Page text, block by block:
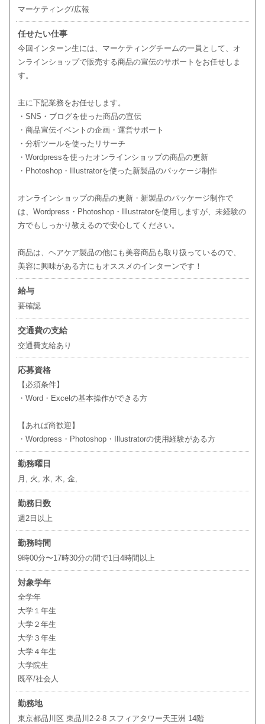
マーケティング/広報
任せたい仕事
今回インターン生には、マーケティングチームの一員として、オ
ンラインショップで販売する商品の宣伝のサポートをお任せしま
す。
主に下記業務をお任せします。
・SNS・ブログを使った商品の宣伝
・商品宣伝イベントの企画・運営サポート
・分析ツールを使ったリサーチ
・Wordpressを使ったオンラインショップの商品の更新
・Photoshop・Illustratorを使った新製品のパッケージ制作
オンラインショップの商品の更新・新製品のパッケージ制作で
は、Wordpress・Photoshop・Illustratorを使用しますが、未経験の
方でもしっかり教えるので安心してください。
商品は、ヘアケア製品の他にも美容商品も取り扱っているので、
美容に興味がある方にもオススメのインターンです！
給与
要確認
交通費の支給
交通費支給あり
応募資格
【必須条件】
・Word・Excelの基本操作ができる方
【あれば尚歓迎】
・Wordpress・Photoshop・Illustratorの使用経験がある方
勤務曜日
月, 火, 水, 木, 金,
勤務日数
週2日以上
勤務時間
9時00分〜17時30分の間で1日4時間以上
対象学年
全学年
大学１年生
大学２年生
大学３年生
大学４年生
大学院生
既卒/社会人
勤務地
東京都品川区 東品川2-2-8 スフィアタワー天王洲 14階